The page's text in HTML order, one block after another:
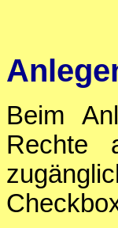
Beim
Rechte